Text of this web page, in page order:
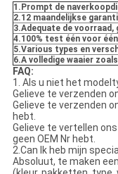
1.Prompt de
2.12 maandelijkse
3.Adequate de voorraad,
4.100% test één voor
5.Various types en
6.A volledige waaier
FAQ:
1. Als u niet het
Gelieve te verzenden
Gelieve te verzenden
hebt.
Gelieve te vertellen
geen OEM Nr hebt.
2.Can Ik heb mijn
Absoluut, te maken